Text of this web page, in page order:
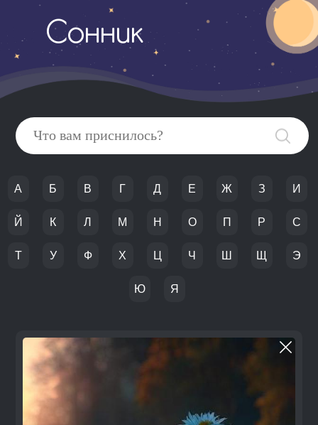
Сонник
А Б В Г Д Е Ж З И
Й К Л М Н О П Р С
Т У Ф Х Ц Ч Ш Щ Э
Ю Я